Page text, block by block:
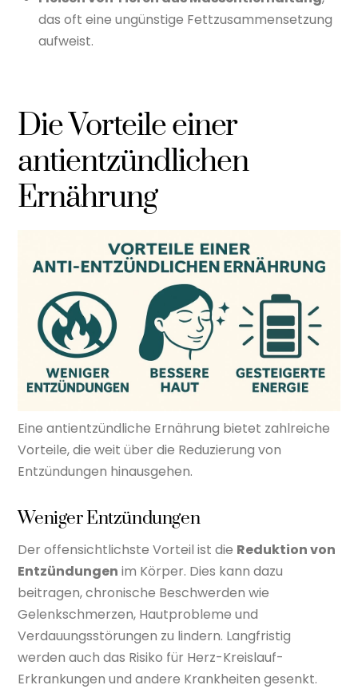
das oft eine ungünstige Fettzusammensetzung
aufweist.
Die Vorteile einer
antientzündlichen
Ernährung
Eine antientzündliche Ernährung bietet zahlreiche
Vorteile, die weit über die Reduzierung von
Entzündungen hinausgehen.
Weniger Entzündungen
Der offensichtlichste Vorteil ist die Reduktion von
Entzündungen im Körper. Dies kann dazu
beitragen, chronische Beschwerden wie
Gelenkschmerzen, Hautprobleme und
Verdauungsstörungen zu lindern. Langfristig
werden auch das Risiko für Herz-Kreislauf-
Erkrankungen und andere Krankheiten gesenkt.